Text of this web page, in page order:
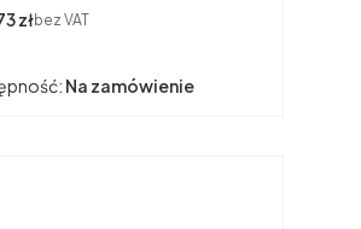
złbez VAT
Na zamówienie